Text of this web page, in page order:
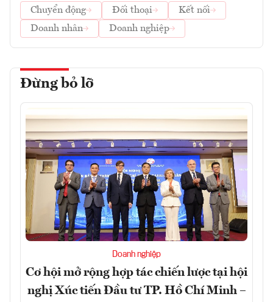
Chuyển động
Đối thoại
Kết nối
Doanh nhân
Doanh nghiệp
Đừng bỏ lỡ
Doanh nghiệp
Cơ hội mở rộng hợp tác chiến lược tại hội
nghị Xúc tiến Đầu tư TP. Hồ Chí Minh –